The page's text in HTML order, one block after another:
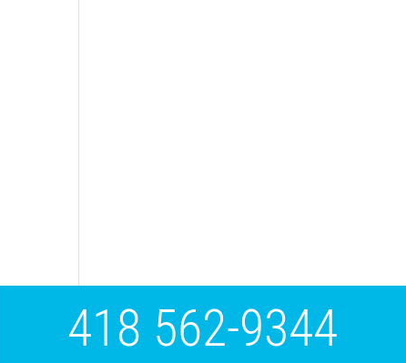
418 562-9344